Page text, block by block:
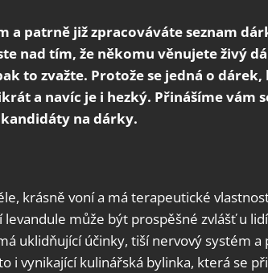
a patrně již zpracováváte seznam
nad tím, že někomu věnujete živý
to zvažte. Protože se jedná o
a navíc je i hezký. Přinášíme vám
na dárky.
krásně voní a má terapeutické
levandule může být prospěšné zvlášť u
uklidňující účinky, tiší nervový systém a
i vynikající kulinářská bylinka, která se